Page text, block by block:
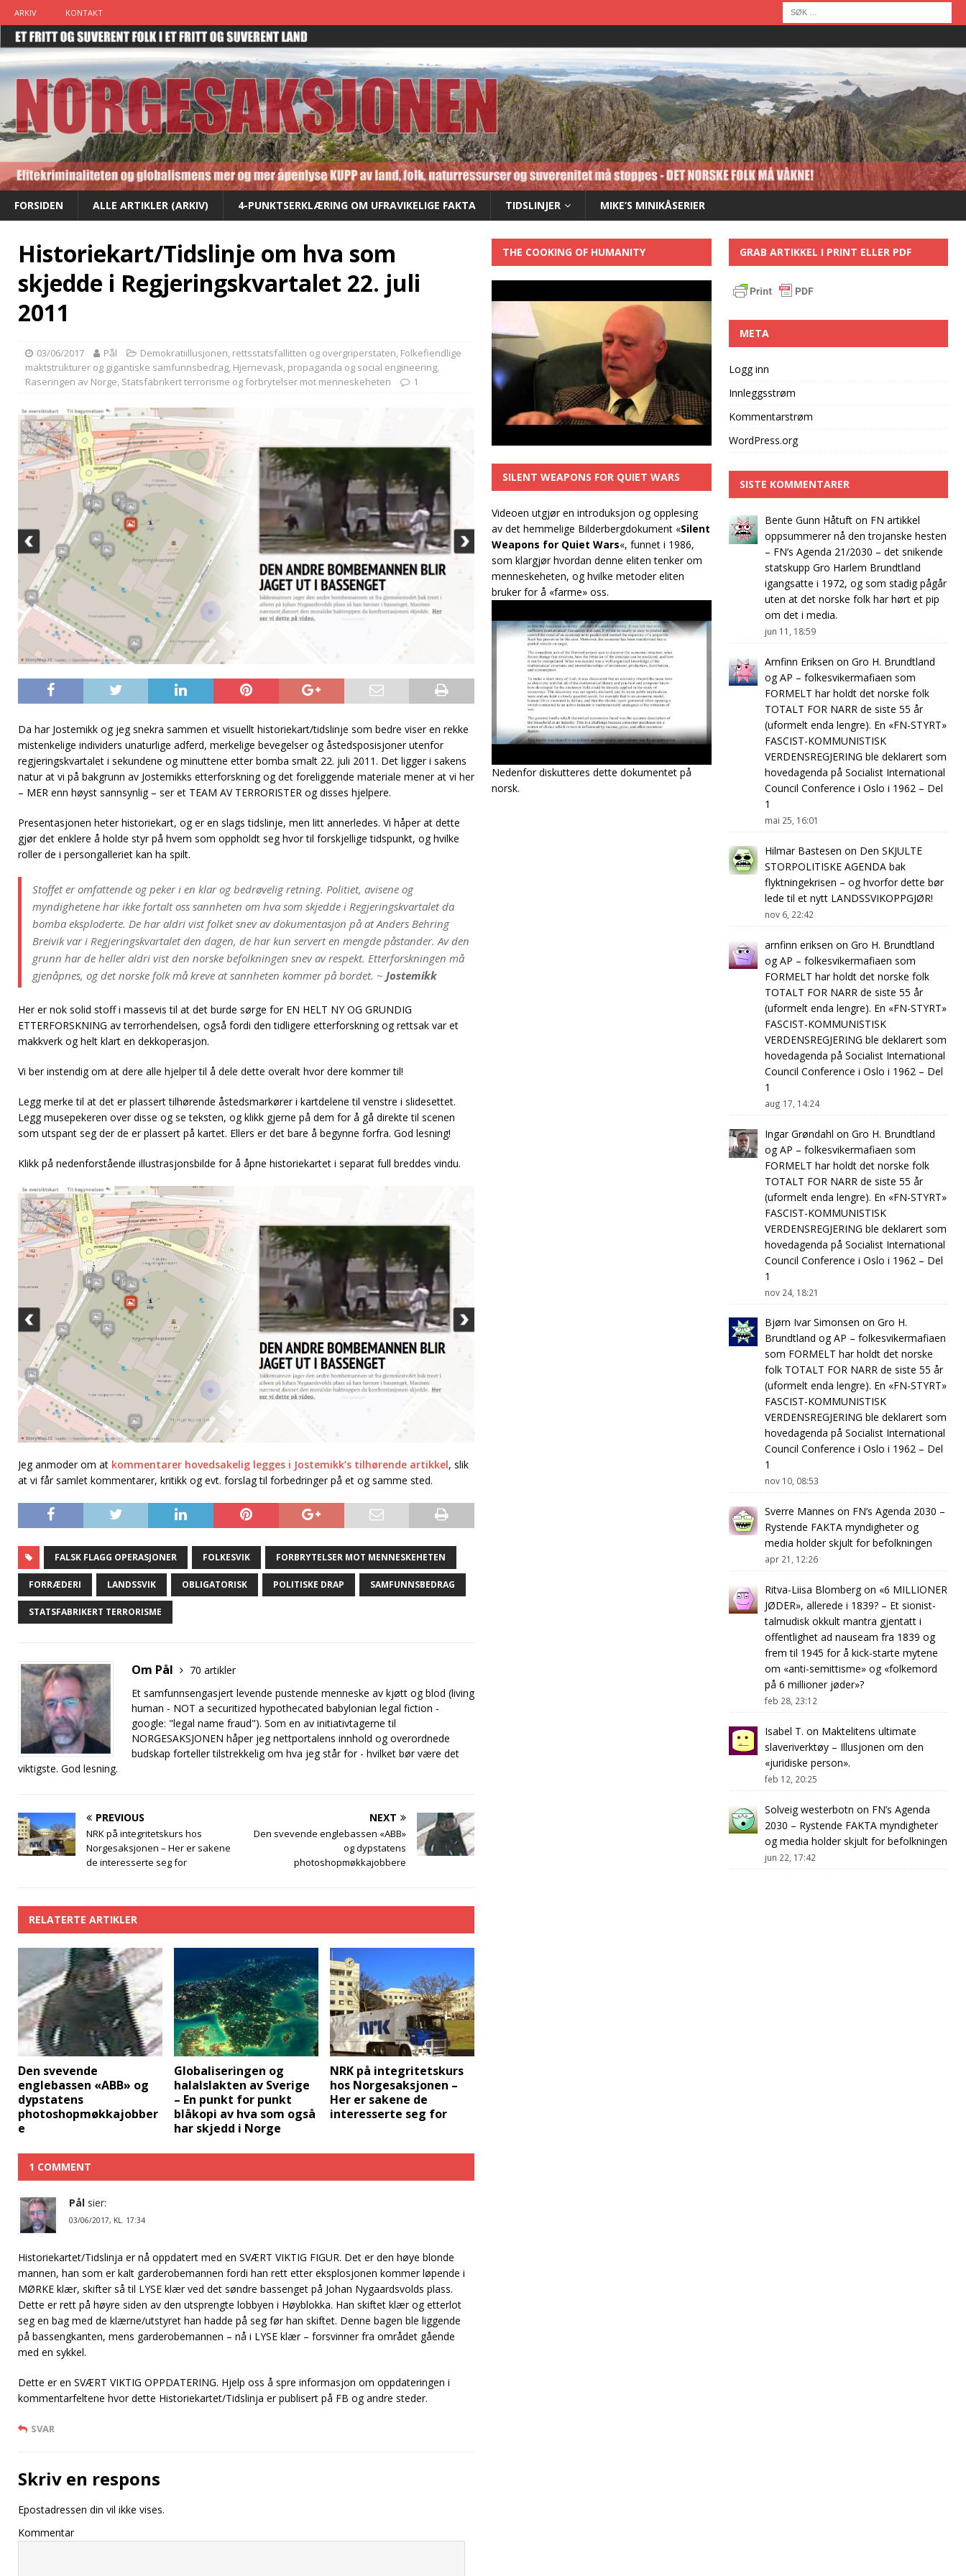
ARKIV KONTAKT
FORSIDEN ALLE ARTIKLER (ARKIV) 4-PUNKTSERKLÆRING OM UFRAVIKELIGE FAKTA TIDSLINJER MIKE’S MINIKÅSERIER
Historiekart/Tidslinje om hva som
skjedde i Regjeringskvartalet 22. juli
2011
03/06/2017 Pål Demokratiillusjonen, rettsstatsfallitten og overgriperstaten, Folkefiendlige
maktstrukturer og gigantiske samfunnsbedrag, Hjernevask, propaganda og social engineering,
Raseringen av Norge, Statsfabrikert terrorisme og forbrytelser mot menneskeheten 1
Da har Jostemikk og jeg snekra sammen et visuellt historiekart/tidslinje som bedre viser en rekke
mistenkelige individers unaturlige adferd, merkelige bevegelser og åstedsposisjoner utenfor
regjeringskvartalet i sekundene og minuttene etter bomba smalt 22. juli 2011. Det ligger i sakens
natur at vi på bakgrunn av Jostemikks etterforskning og det foreliggende materiale mener at vi her
– MER enn høyst sannsynlig – ser et TEAM AV TERRORISTER og disses hjelpere.
Presentasjonen heter historiekart, og er en slags tidslinje, men litt annerledes. Vi håper at dette
gjør det enklere å holde styr på hvem som oppholdt seg hvor til forskjellige tidspunkt, og hvilke
roller de i persongalleriet kan ha spilt.
Stoffet er omfattende og peker i en klar og bedrøvelig retning. Politiet, avisene og
myndighetene har ikke fortalt oss sannheten om hva som skjedde i Regjeringskvartalet da
bomba eksploderte. De har aldri vist folket snev av dokumentasjon på at Anders Behring
Breivik var i Regjeringskvartalet den dagen, de har kun servert en mengde påstander. Av den
grunn har de heller aldri vist den norske befolkningen snev av respekt. Etterforskningen må
gjenåpnes, og det norske folk må kreve at sannheten kommer på bordet. ~ Jostemikk
Her er nok solid stoff i massevis til at det burde sørge for EN HELT NY OG GRUNDIG
ETTERFORSKNING av terrorhendelsen, også fordi den tidligere etterforskning og rettsak var et
makkverk og helt klart en dekkoperasjon.
Vi ber instendig om at dere alle hjelper til å dele dette overalt hvor dere kommer til!
Legg merke til at det er plassert tilhørende åstedsmarkører i kartdelene til venstre i slidesettet.
Legg musepekeren over disse og se teksten, og klikk gjerne på dem for å gå direkte til scenen
som utspant seg der de er plassert på kartet. Ellers er det bare å begynne forfra. God lesning!
Klikk på nedenforstående illustrasjonsbilde for å åpne historiekartet i separat full breddes vindu.
Jeg anmoder om at kommentarer hovedsakelig legges i Jostemikk’s tilhørende artikkel, slik
at vi får samlet kommentarer, kritikk og evt. forslag til forbedringer på et og samme sted.
FALSK FLAGG OPERASJONER FOLKESVIK FORBRYTELSER MOT MENNESKEHETEN
FORRÆDERI LANDSSVIK OBLIGATORISK POLITISKE DRAP SAMFUNNSBEDRAG
STATSFABRIKERT TERRORISME
Om Pål
70 artikler
Et samfunnsengasjert levende pustende menneske av kjøtt og blod (living
human - NOT a securitized hypothecated babylonian legal fiction -
google: "legal name fraud"). Som en av initiativtagerne til
NORGESAKSJONEN håper jeg nettportalens innhold og overordnede
budskap forteller tilstrekkelig om hva jeg står for - hvilket bør være det
viktigste. God lesning.
PREVIOUS
NRK på integritetskurs hos
Norgesaksjonen – Her er sakene
de interesserte seg for
NEXT
Den svevende englebassen «ABB»
og dypstatens
photoshopmøkkajobbere
RELATERTE ARTIKLER
Den svevende
englebassen «ABB» og
dypstatens
photoshopmøkkajobber
e
Globaliseringen og
halalslakten av Sverige
– En punkt for punkt
blåkopi av hva som også
har skjedd i Norge
NRK på integritetskurs
hos Norgesaksjonen –
Her er sakene de
interesserte seg for
1 COMMENT
Pål sier:
03/06/2017, KL. 17:34
Historiekartet/Tidslinja er nå oppdatert med en SVÆRT VIKTIG FIGUR. Det er den høye blonde
mannen, han som er kalt garderobemannen fordi han rett etter eksplosjonen kommer løpende i
MØRKE klær, skifter så til LYSE klær ved det søndre bassenget på Johan Nygaardsvolds plass.
Dette er rett på høyre siden av den utsprengte lobbyen i Høyblokka. Han skiftet klær og etterlot
seg en bag med de klærne/utstyret han hadde på seg før han skiftet. Denne bagen ble liggende
på bassengkanten, mens garderobemannen – nå i LYSE klær – forsvinner fra området gående
med en sykkel.
Dette er en SVÆRT VIKTIG OPPDATERING. Hjelp oss å spre informasjon om oppdateringen i
kommentarfeltene hvor dette Historiekartet/Tidslinja er publisert på FB og andre steder.
SVAR
Skriv en respons
Epostadressen din vil ikke vises.
Kommentar
THE COOKING OF HUMANITY
SILENT WEAPONS FOR QUIET WARS
Videoen utgjør en introduksjon og opplesing
av det hemmelige Bilderbergdokument «Silent
Weapons for Quiet Wars«, funnet i 1986,
som klargjør hvordan denne eliten tenker om
menneskeheten, og hvilke metoder eliten
bruker for å «farme» oss.
Nedenfor diskutteres dette dokumentet på
norsk.
GRAB ARTIKKEL I PRINT ELLER PDF
META
Logg inn
Innleggsstrøm
Kommentarstrøm
WordPress.org
SISTE KOMMENTARER
Bente Gunn Håtufton FN artikkel
oppsummerer nå den trojanske hesten
– FN’s Agenda 21/2030 – det snikende
statskupp Gro Harlem Brundtland
igangsatte i 1972, og som stadig pågår
uten at det norske folk har hørt et pip
om det i media.
jun 11, 18:59
Arnfinn Eriksen on Gro H. Brundtland
og AP – folkesvikermafiaen som
FORMELT har holdt det norske folk
TOTALT FOR NARR de siste 55 år
(uformelt enda lengre). En «FN-STYRT»
FASCIST-KOMMUNISTISK
VERDENSREGJERING ble deklarert som
hovedagenda på Socialist International
Council Conference i Oslo i 1962 – Del
1
mai 25, 16:01
Hilmar Bastesen on Den SKJULTE
STORPOLITISKE AGENDA bak
flyktningekrisen – og hvorfor dette bør
lede til et nytt LANDSSVIKOPPGJØR!
nov 6, 22:42
arnfinn eriksen on Gro H. Brundtland
og AP – folkesvikermafiaen som
FORMELT har holdt det norske folk
TOTALT FOR NARR de siste 55 år
(uformelt enda lengre). En «FN-STYRT»
FASCIST-KOMMUNISTISK
VERDENSREGJERING ble deklarert som
hovedagenda på Socialist International
Council Conference i Oslo i 1962 – Del
1
aug 17, 14:24
Ingar Grøndahl on Gro H. Brundtland
og AP – folkesvikermafiaen som
FORMELT har holdt det norske folk
TOTALT FOR NARR de siste 55 år
(uformelt enda lengre). En «FN-STYRT»
FASCIST-KOMMUNISTISK
VERDENSREGJERING ble deklarert som
hovedagenda på Socialist International
Council Conference i Oslo i 1962 – Del
1
nov 24, 18:21
Bjørn Ivar Simonsen on Gro H.
Brundtland og AP – folkesvikermafiaen
som FORMELT har holdt det norske
folk TOTALT FOR NARR de siste 55 år
(uformelt enda lengre). En «FN-STYRT»
FASCIST-KOMMUNISTISK
VERDENSREGJERING ble deklarert som
hovedagenda på Socialist International
Council Conference i Oslo i 1962 – Del
1
nov 10, 08:53
Sverre Mannes on FN’s Agenda 2030 –
Rystende FAKTA myndigheter og
media holder skjult for befolkningen
apr 21, 12:26
Ritva-Liisa Blombergon «6 MILLIONER
JØDER», allerede i 1839? – Et sionist-
talmudisk okkult mantra gjentatt i
offentlighet ad nauseam fra 1839 og
frem til 1945 for å kick-starte mytene
om «anti-semittisme» og «folkemord
på 6 millioner jøder»?
feb 28, 23:12
Isabel T. on Maktelitens ultimate
slaveriverktøy – Illusjonen om den
«juridiske person».
feb 12, 20:25
Solveig westerbotn on FN’s Agenda
2030 – Rystende FAKTA myndigheter
og media holder skjult for befolkningen
jun 22, 17:42